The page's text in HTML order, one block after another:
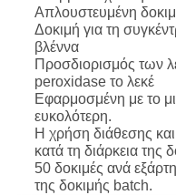
Απλουστευμένη
Δοκιμή για τη
βλέννα
Προσδιορισμός των
peroxidase το λεκέ
Εφαρμοσμένη με το
ευκολότερη.
Η χρήση διάθεσης
κατά τη διάρκεια της
50 δοκιμές ανά
της δοκιμής batch.